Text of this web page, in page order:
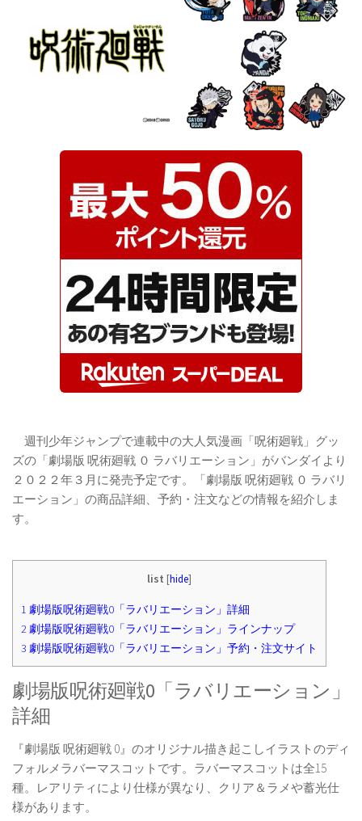
週刊少年ジャンプで連載中の大人気漫画「呪術廻戦」グッ
ズの「劇場版 呪術廻戦 ０ ラバリエーション」がバンダイより
２０２２年３月に発売予定です。「劇場版 呪術廻戦 ０ ラバリ
エーション」の商品詳細、予約・注文などの情報を紹介しま
す。
list [hide]
1 劇場版呪術廻戦0「ラバリエーション」詳細
2 劇場版呪術廻戦0「ラバリエーション」ラインナップ
3 劇場版呪術廻戦0「ラバリエーション」予約・注文サイト
劇場版呪術廻戦0「ラバリエーション」
詳細
『劇場版 呪術廻戦 0』のオリジナル描き起こしイラストのディ
フォルメラバーマスコットです。ラバーマスコットは全15
種。レアリティにより仕様が異なり、クリア＆ラメや蓄光仕
様があります。